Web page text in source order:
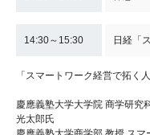
14:30～15:30 日経「
「スマートワーク経営で拓く
慶應義塾大学大学院 商学研
光太郎氏